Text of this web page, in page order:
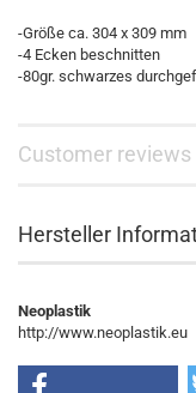
-Größe ca. 304 x 309 mm
-4 Ecken beschnitten
-80gr. schwarzes
Customer reviews
Hersteller
Neoplastik
http://www.neoplastik.eu